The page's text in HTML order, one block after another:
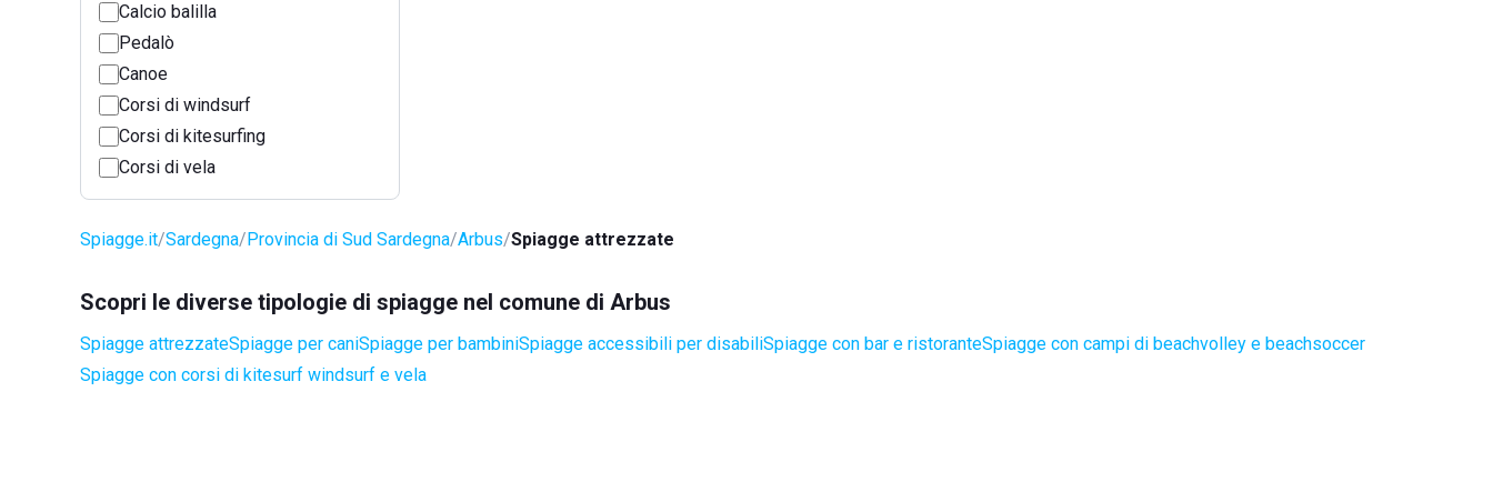
Calcio balilla
Pedalò
Canoe
Corsi di windsurf
Corsi di kitesurfing
Corsi di vela
Spiagge.it Sardegna Provincia di Sud Sardegna Arbus Spiagge attrezzate
Scopri le diverse tipologie di spiagge nel comune di Arbus
Spiagge attrezzateSpiagge per caniSpiagge per bambiniSpiagge accessibili per disabiliSpiagge con bar e ristoranteSpiagge con campi di beachvolley e beachsoccer
Spiagge con corsi di kitesurf windsurf e vela